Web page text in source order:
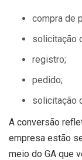
compra de
solicitação
registro;
pedido;
solicitação
A conversão
empresa estão
meio do GA que